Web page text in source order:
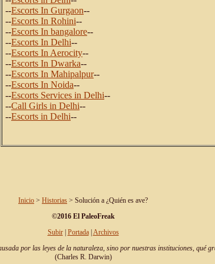
--Escorts In Gurgaon--
--Escorts In Rohini--
--Escorts In bangalore--
--Escorts In Delhi--
--Escorts In Aerocity--
--Escorts In Dwarka--
--Escorts In Mahipalpur--
--Escorts In Noida--
--Escorts Services in Delhi--
--Call Girls in Delhi--
--Escorts in Delhi--
Inicio > Historias > Solución a ¿Quién es ave?
©2016 El PaleoFreak
Subir| Portada| Archivos
por las leyes de la naturaleza, sino por nuestras instituciones, qué
(Charles R. Darwin)